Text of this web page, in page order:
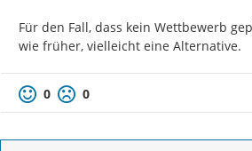
Für den Fall, dass kein Wettbewerb
wie früher, vielleicht eine Alternative.
0 0